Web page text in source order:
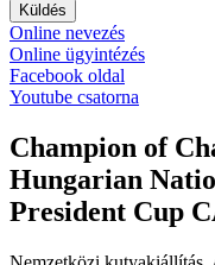
Küldés
Online nevezés
Online ügyintézés
Facebook oldal
Youtube csatorna
Champion of
Hungarian
President Cup